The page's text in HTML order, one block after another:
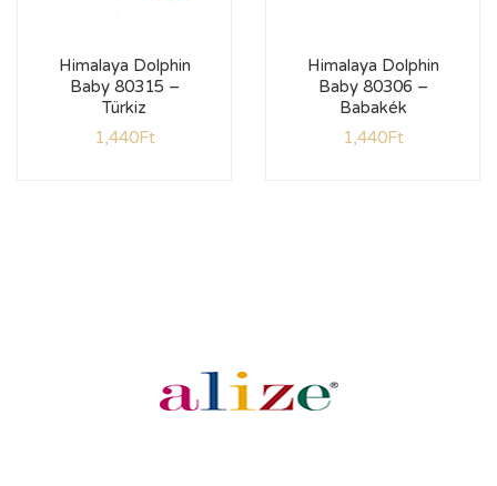
Himalaya Dolphin
Baby 80315 –
Türkiz
1,440Ft
Himalaya Dolphin
Baby 80306 –
Babakék
1,440Ft